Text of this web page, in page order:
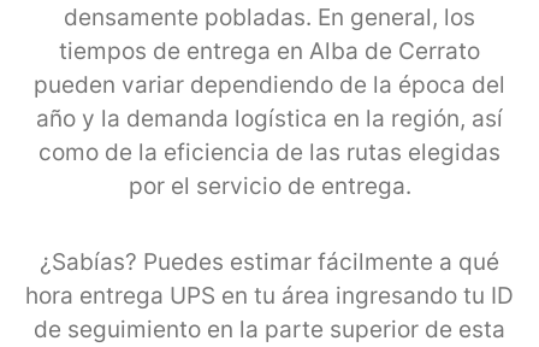
densamente pobladas. En general, los
tiempos de entrega en Alba de Cerrato
pueden variar dependiendo de la época del
año y la demanda logística en la región, así
como de la eficiencia de las rutas elegidas
por el servicio de entrega.
¿Sabías? Puedes estimar fácilmente a qué
hora entrega UPS en tu área ingresando tu ID
de seguimiento en la parte superior de esta